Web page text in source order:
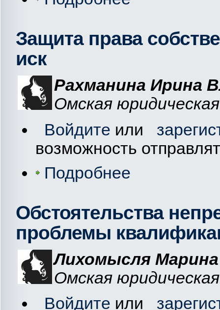
Защита права
иск
Рахманина Ирина
Омская
Войдите или
возможность
Подробнее
Обстоятельства
проблемы
Лихомысля Марина
Омская
Войдите или